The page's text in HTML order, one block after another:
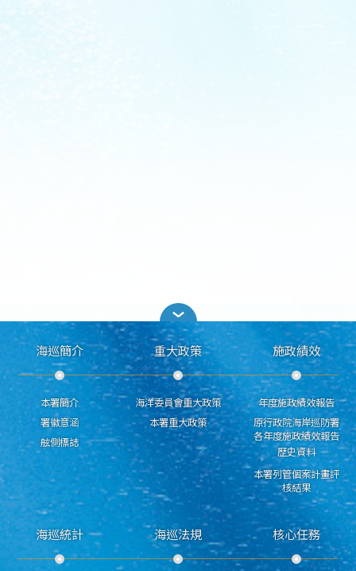
海巡簡介
本署簡介
署徽意涵
舷側標誌
重大政策
海洋委員會重大政策
本署重大政策
施政績效
年度施政績效報告
原行政院海岸巡防署
各年度施政績效報告
歷史資料
本署列管個案計畫評
核結果
海巡統計 海巡法規 核心任務